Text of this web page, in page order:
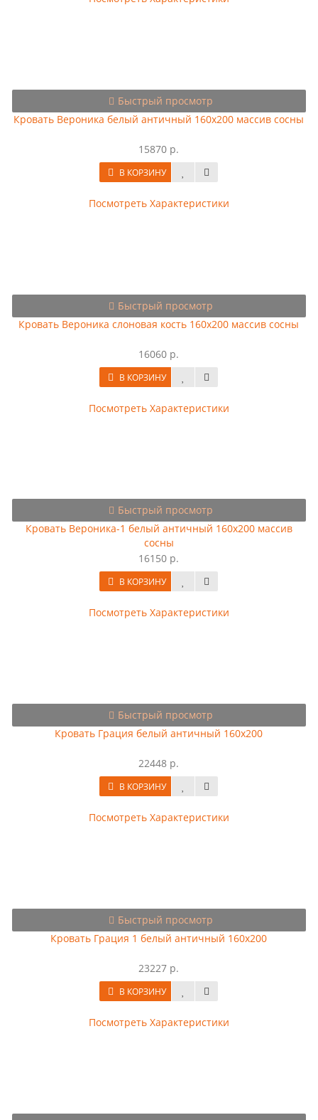
Быстрый просмотр
Кровать Вероника белый античный 160х200 массив сосны
15870 р.
В КОРЗИНУ
Посмотреть Характеристики
Быстрый просмотр
Кровать Вероника слоновая кость 160х200 массив сосны
16060 р.
В КОРЗИНУ
Посмотреть Характеристики
Быстрый просмотр
Кровать Вероника-1 белый античный 160х200 массив
сосны
16150 р.
В КОРЗИНУ
Посмотреть Характеристики
Быстрый просмотр
Кровать Грация белый античный 160х200
22448 р.
В КОРЗИНУ
Посмотреть Характеристики
Быстрый просмотр
Кровать Грация 1 белый античный 160х200
23227 р.
В КОРЗИНУ
Посмотреть Характеристики